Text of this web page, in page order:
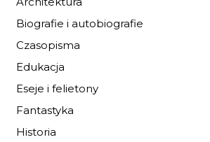
Biografie i autobiografie
Czasopisma
Edukacja
Eseje i felietony
Fantastyka
Historia